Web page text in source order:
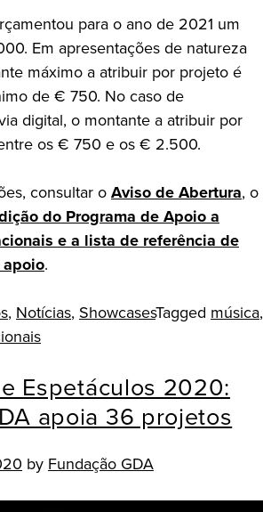
para o ano de 2021 um
Em apresentações de natureza
máximo a atribuir por projeto é
de € 750. No caso de
digital, o montante a atribuir por
os € 750 e os € 2.500.
consultar oAviso de Abertura, o
do Programa de Apoio a
e a lista de referência de
.
, Notícias, ShowcasesTagged música,
Espetáculos 2020:
apoia 36 projetos
by Fundação GDA